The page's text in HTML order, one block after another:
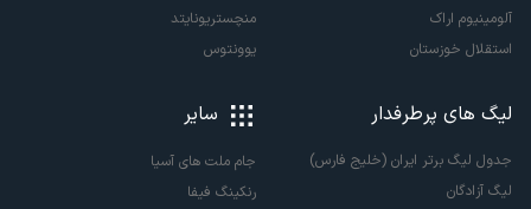
آلومینیوم اراک
استقلال خوزستان
منچستریونایتد
یوونتوس
لیگ های پرطرفدار
جدول لیگ برتر ایران (خلیج فارس)
لیگ آزادگان
سایر
جام ملت های آسیا
رنکینگ فیفا